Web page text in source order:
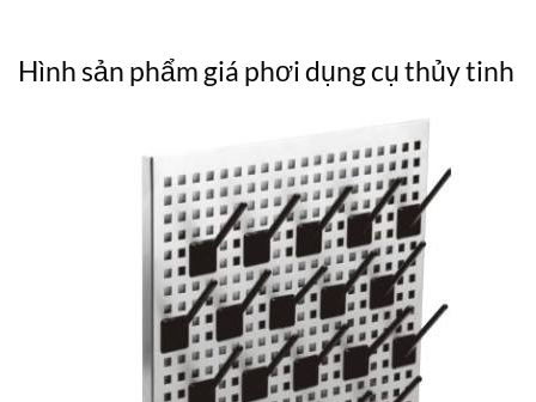
Hình sản phẩm giá phơi dụng cụ thủy tinh